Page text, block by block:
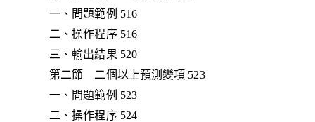
一、問題範例 516
二、操作程序 516
三、輸出結果 520
第二節 二個以上預測變項 523
一、問題範例 523
二、操作程序 524